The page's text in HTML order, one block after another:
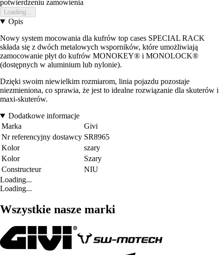
potwierdzeniu zamowienia
Loading...
Opis
Nowy system mocowania dla kufrów top cases SPECIAL RACK
składa się z dwóch metalowych wsporników, które umożliwiają
zamocowanie płyt do kufrów MONOKEY® i MONOLOCK®
(dostępnych w aluminium lub nylonie).
Dzięki swoim niewielkim rozmiarom, linia pojazdu pozostaje
niezmieniona, co sprawia, że jest to idealne rozwiązanie dla skuterów i
maxi-skuterów.
Dodatkowe informacje
Marka
Givi
Nr referencyjny dostawcy SR8965
Kolor
szary
Kolor
Szary
Constructeur
NIU
Loading...
Loading...
Wszystkie nasze marki